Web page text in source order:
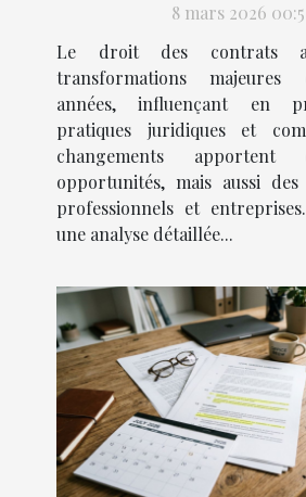
8 mars 2026
Le droit des contrats
transformations majeures
années, influençant en
pratiques juridiques et
changements apportent
opportunités, mais aussi
professionnels et
une analyse détaillée...